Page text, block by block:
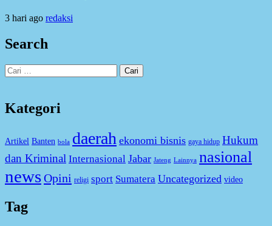
3 hari ago redaksi
Search
Cari
untuk:
Kategori
Artikel Banten bola daerah ekonomi bisnis gaya hidup Hukum
dan Kriminal Internasional Jabar Jateng Lainnya nasional
newsOpini religi sport Sumatera Uncategorized video
Tag